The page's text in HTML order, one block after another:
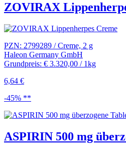
ZOVIRAX
PZN: 2799289 / Creme, 2 g
Haleon Germany GmbH
Grundpreis: € 3.320,00 / 1kg
6,64 €
-45% **
ASPIRIN 500 mg